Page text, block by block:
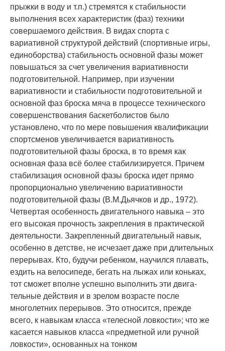
прыжки в воду и т.п.) стре­мятся к стабильности
выполнения всех харак­теристик (фаз) тех­ники
совершаемого действия. В видах спорта с
вариативной структурой дей­ствий (спортивные игры,
единоборства) ста­бильность основной фазы может
повышаться за счет увеличения вариа­тивности
подготови­тельной. Например, при изучении
вариативно­сти и стабильности подготови­тельной и
основ­ной фаз броска мяча в процессе техническо­го
совершенствования баскетболистов было
установлено, что по мере повышения квали­фикации
спортсменов увеличивается вариа­тив­ность
подготовительной фазы броска, в то время как
основная фаза всё более стабили­зируется. Причем
стабилизация основной фазы броска идет прямо
пропорционально увели­чению вариатив­ности
подготовительной фазы (В.М.Дьячков и др., 1972).
Четвертая особенность двигательного навы­ка – это
его высокая прочность закрепления в практической
деятельности. Закрепленный двигательный навык,
особенно в детстве, не исчезает даже при длительных
перерывах. Кто, будучи ребенком, научился плавать,
ездить на велосипеде, бегать на лыжах или коньках,
тот сможет вполне успешно выполнить эти двига­
тельные действия и в зрелом возрасте после
многолетних перерывов. Это относится, прежде
всего, к навыкам класса «телесной ловкости»; что же
касается навыков класса «предметной или ручной
ловкости», осно­ванных на тонком